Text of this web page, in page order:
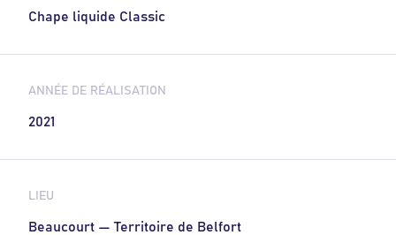
Chape liquide Classic
ANNÉE DE RÉALISATION
2021
LIEU
Beaucourt — Territoire de Belfort